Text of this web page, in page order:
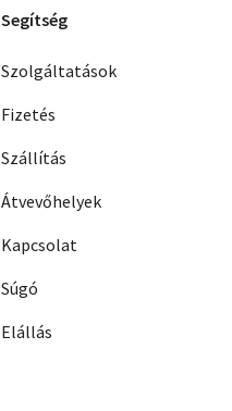
Segítség
Szolgáltatások
Fizetés
Szállítás
Átvevőhelyek
Kapcsolat
Súgó
Elállás